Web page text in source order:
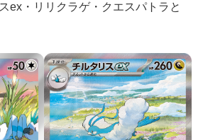
ex・リリクラゲ・クエスパトラと